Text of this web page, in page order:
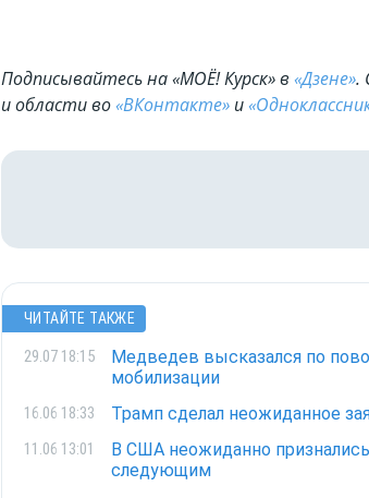
Подписывайтесь на «МОЁ! Курск» в «Дзене».
и области во«ВКонтакте» и
ЧИТАЙТЕ ТАКЖЕ
29.07 18:15
Медведев высказался по
мобилизации
16.06 18:33 Трамп сделал неожиданное
11.06 13:01
В США неожиданно
следующим